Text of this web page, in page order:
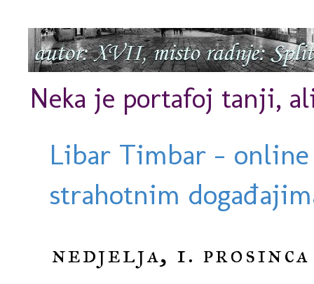
Neka je portafoj tanji,
Libar Timbar -
strahotnim
nedjelja, 1. prosinca